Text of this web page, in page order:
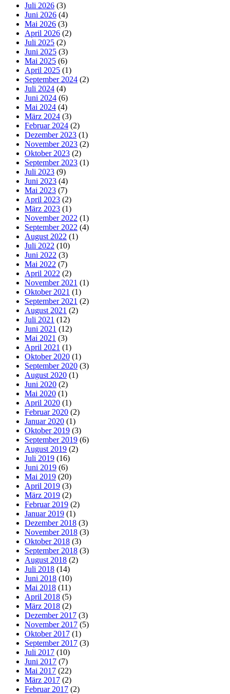
Juli 2026 (3)
Juni 2026 (4)
Mai 2026 (3)
April 2026 (2)
Juli 2025 (2)
Juni 2025 (3)
Mai 2025 (6)
April 2025 (1)
September 2024 (2)
Juli 2024 (4)
Juni 2024 (6)
Mai 2024 (4)
März 2024 (3)
Februar 2024 (2)
Dezember 2023 (1)
November 2023 (2)
Oktober 2023 (2)
September 2023 (1)
Juli 2023 (9)
Juni 2023 (4)
Mai 2023 (7)
April 2023 (2)
März 2023 (1)
November 2022 (1)
September 2022 (4)
August 2022 (1)
Juli 2022 (10)
Juni 2022 (3)
Mai 2022 (7)
April 2022 (2)
November 2021 (1)
Oktober 2021 (1)
September 2021 (2)
August 2021 (2)
Juli 2021 (12)
Juni 2021 (12)
Mai 2021 (3)
April 2021 (1)
Oktober 2020 (1)
September 2020 (3)
August 2020 (1)
Juni 2020 (2)
Mai 2020 (1)
April 2020 (1)
Februar 2020 (2)
Januar 2020 (1)
Oktober 2019 (3)
September 2019 (6)
August 2019 (2)
Juli 2019 (16)
Juni 2019 (6)
Mai 2019 (20)
April 2019 (3)
März 2019 (2)
Februar 2019 (2)
Januar 2019 (1)
Dezember 2018 (3)
November 2018 (3)
Oktober 2018 (3)
September 2018 (3)
August 2018 (2)
Juli 2018 (14)
Juni 2018 (10)
Mai 2018 (11)
April 2018 (5)
März 2018 (2)
Dezember 2017 (3)
November 2017 (5)
Oktober 2017 (1)
September 2017 (3)
Juli 2017 (10)
Juni 2017 (7)
Mai 2017 (22)
März 2017 (2)
Februar 2017 (2)